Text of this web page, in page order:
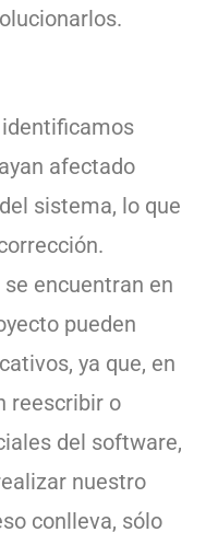
afectado
sistema, lo que
encuentran en
pueden
ya que, en
reescribir o
del software,
nuestro
conlleva, sólo